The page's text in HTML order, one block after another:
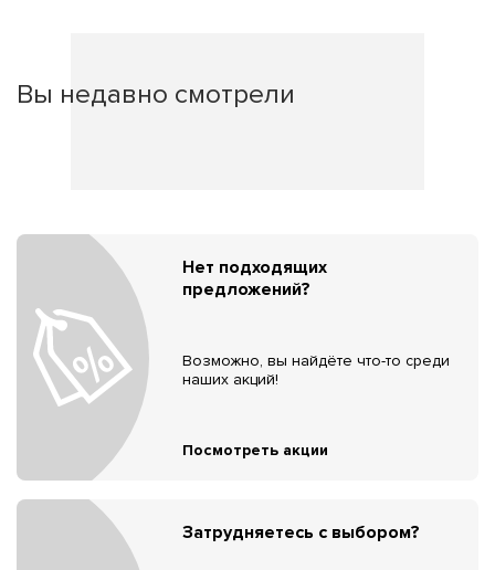
Вы недавно смотрели
Нет подходящих
предложений?
Возможно, вы найдёте что-то среди
наших акций!
Посмотреть акции
Затрудняетесь с выбором?